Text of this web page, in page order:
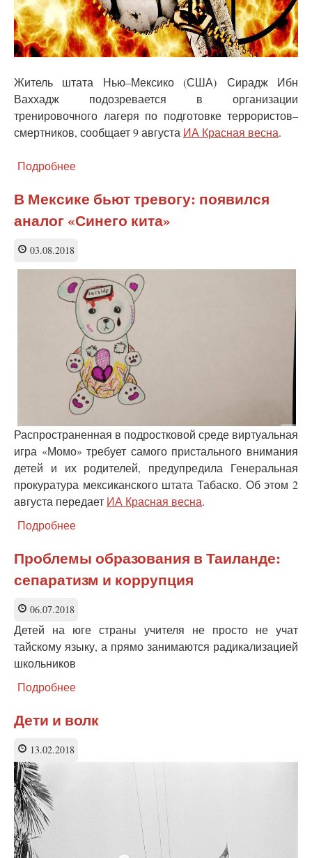
Житель штата Нью–Мексико (США) Сирадж Ибн
Ваххадж подозревается в организации
тренировочного лагеря по подготовке террористов–
смертников, сообщает 9 августа ИА Красная весна.
Подробнее
США
найден
лагерь
детей
террористов-
смертников
В Мексике бьют тревогу: появился
аналог «Синего кита»
03.08.2018
Распространенная в подростковой среде виртуальная
игра «Момо» требует самого пристального внимания
детей и их родителей, предупредила Генеральная
прокуратура мексиканского штата Табаско. Об этом 2
августа передает ИА Красная весна.
Подробнее
Мексике
бьют
тревогу:
кита»
Проблемы образования в Таиланде:
сепаратизм и коррупция
06.07.2018
Детей на юге страны учителя не просто не учат
тайскому языку, а прямо занимаются радикализацией
школьников
Подробнее
образования
в
Дети и волк
13.02.2018